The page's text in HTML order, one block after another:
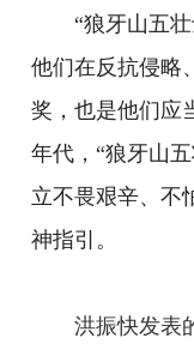
“狼牙山五壮
他们在反抗侵略
奖，也是他们应
年代，“狼牙山
立不畏艰辛、不
神指引。
洪振快发表的